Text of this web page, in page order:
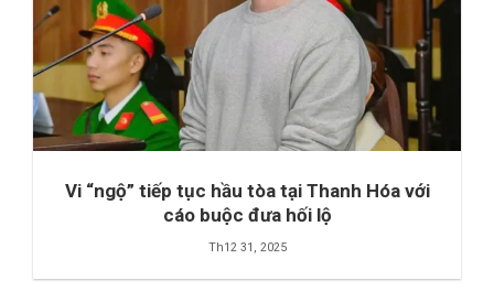
Vi “ngộ” tiếp tục hầu tòa tại Thanh Hóa với
cáo buộc đưa hối lộ
Th12 31, 2025